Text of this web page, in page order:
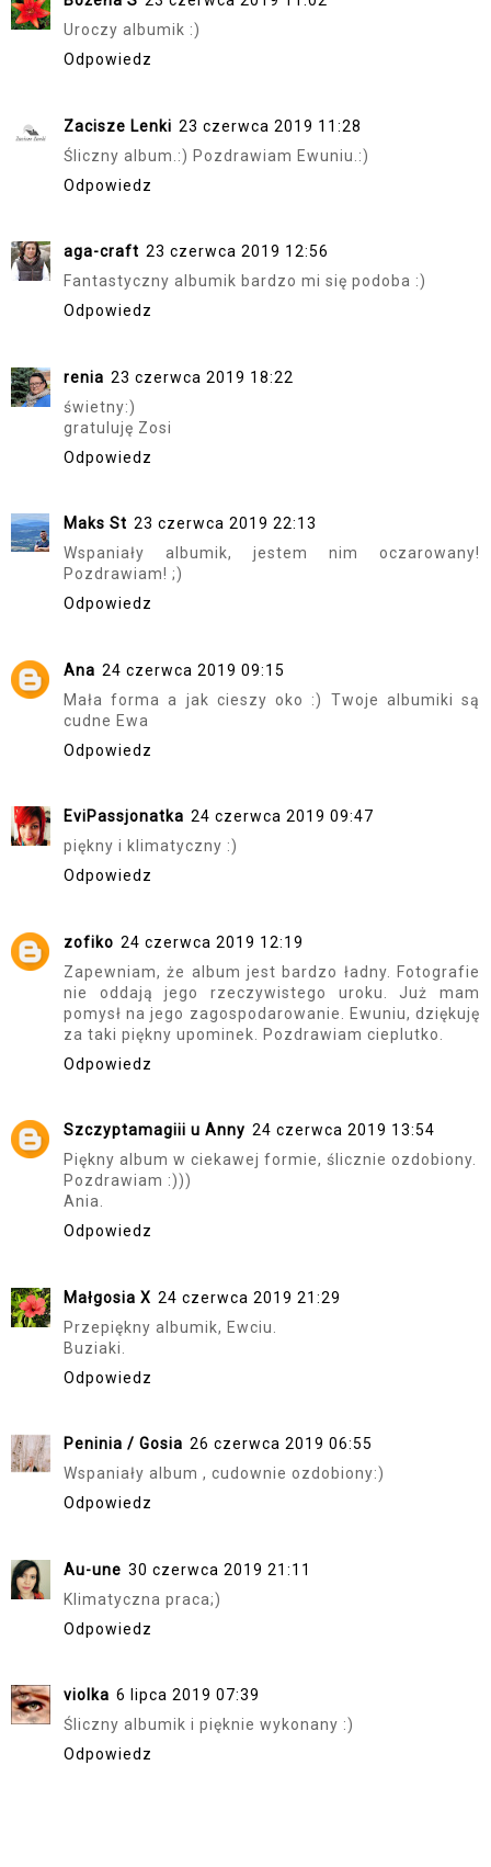
Uroczy albumik :)
Odpowiedz
Zacisze Lenki 23 czerwca 2019 11:28
Śliczny album.:) Pozdrawiam Ewuniu.:)
Odpowiedz
aga-craft 23 czerwca 2019 12:56
Fantastyczny albumik bardzo mi się podoba :)
Odpowiedz
renia 23 czerwca 2019 18:22
świetny:)
gratuluję Zosi
Odpowiedz
Maks St 23 czerwca 2019 22:13
Wspaniały albumik, jestem nim oczarowany!
Pozdrawiam! ;)
Odpowiedz
Ana 24 czerwca 2019 09:15
Mała forma a jak cieszy oko :) Twoje albumiki są
cudne Ewa
Odpowiedz
EviPassjonatka 24 czerwca 2019 09:47
piękny i klimatyczny :)
Odpowiedz
zofiko 24 czerwca 2019 12:19
Zapewniam, że album jest bardzo ładny. Fotografie
nie oddają jego rzeczywistego uroku. Już mam
pomysł na jego zagospodarowanie. Ewuniu, dziękuję
za taki piękny upominek. Pozdrawiam cieplutko.
Odpowiedz
Szczyptamagiii u Anny 24 czerwca 2019 13:54
Piękny album w ciekawej formie, ślicznie ozdobiony.
Pozdrawiam :)))
Ania.
Odpowiedz
Małgosia X 24 czerwca 2019 21:29
Przepiękny albumik, Ewciu.
Buziaki.
Odpowiedz
Peninia / Gosia 26 czerwca 2019 06:55
Wspaniały album , cudownie ozdobiony:)
Odpowiedz
Au-une 30 czerwca 2019 21:11
Klimatyczna praca;)
Odpowiedz
violka 6 lipca 2019 07:39
Śliczny albumik i pięknie wykonany :)
Odpowiedz